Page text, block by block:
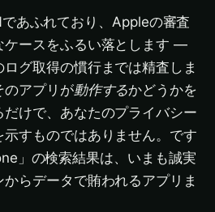
あふれており、Appleの審査
ケースをふるい落とします —
グ取得の慣行までは精査しま
のアプリが動作するかどうかを
けで、あなたのプライバシー
すものではありません。です
」の検索結果は、いまも誠実
らデータで賄われるアプリま